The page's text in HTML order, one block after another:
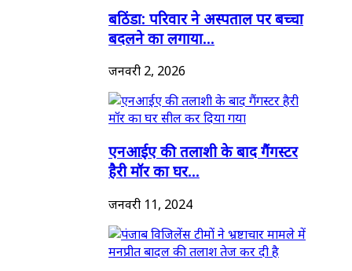
बठिंडा: परिवार ने अस्पताल पर बच्चा
बदलने का लगाया...
जनवरी 2, 2026
एनआईए की तलाशी के बाद गैंगस्टर
हैरी मॉर का घर...
जनवरी 11, 2024